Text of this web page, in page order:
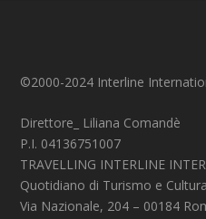
©2000-2024 Interline
Direttore_ Liliana Comandè
P.I. 04136751007
TRAVELLING INTERLINE
Quotidiano di Turismo e
Via Nazionale, 204 – 00184